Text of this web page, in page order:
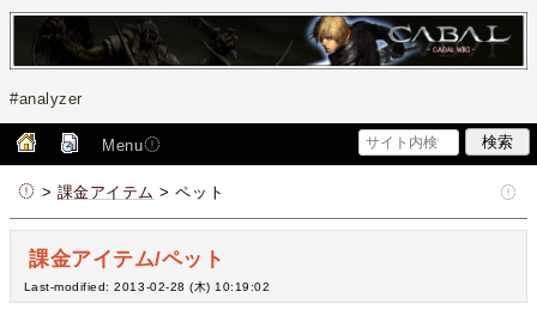
#analyzer
Menu
> 課金アイテム > ペット
課金アイテム/ペット
Last-modified: 2013-02-28 (木) 10:19:02